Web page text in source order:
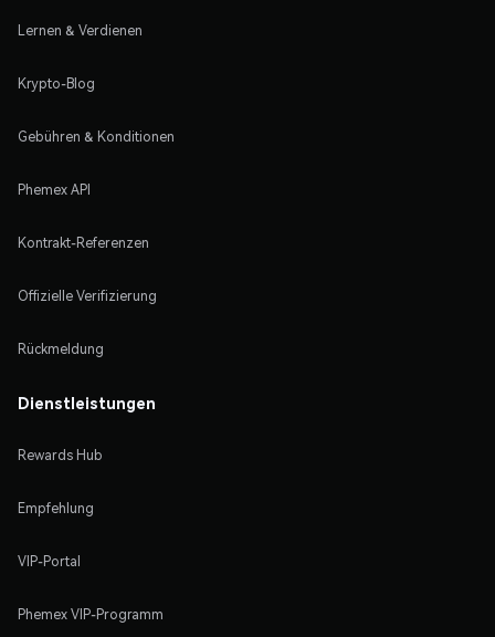
Lernen & Verdienen
Krypto-Blog
Gebühren & Konditionen
Phemex API
Kontrakt-Referenzen
Offizielle Verifizierung
Rückmeldung
Dienstleistungen
Rewards Hub
Empfehlung
VIP-Portal
Phemex VIP-Programm